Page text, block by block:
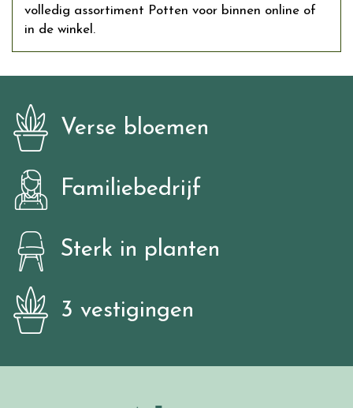
volledig assortiment Potten voor binnen online of
in de winkel.
Verse bloemen
Familiebedrijf
Sterk in planten
3 vestigingen